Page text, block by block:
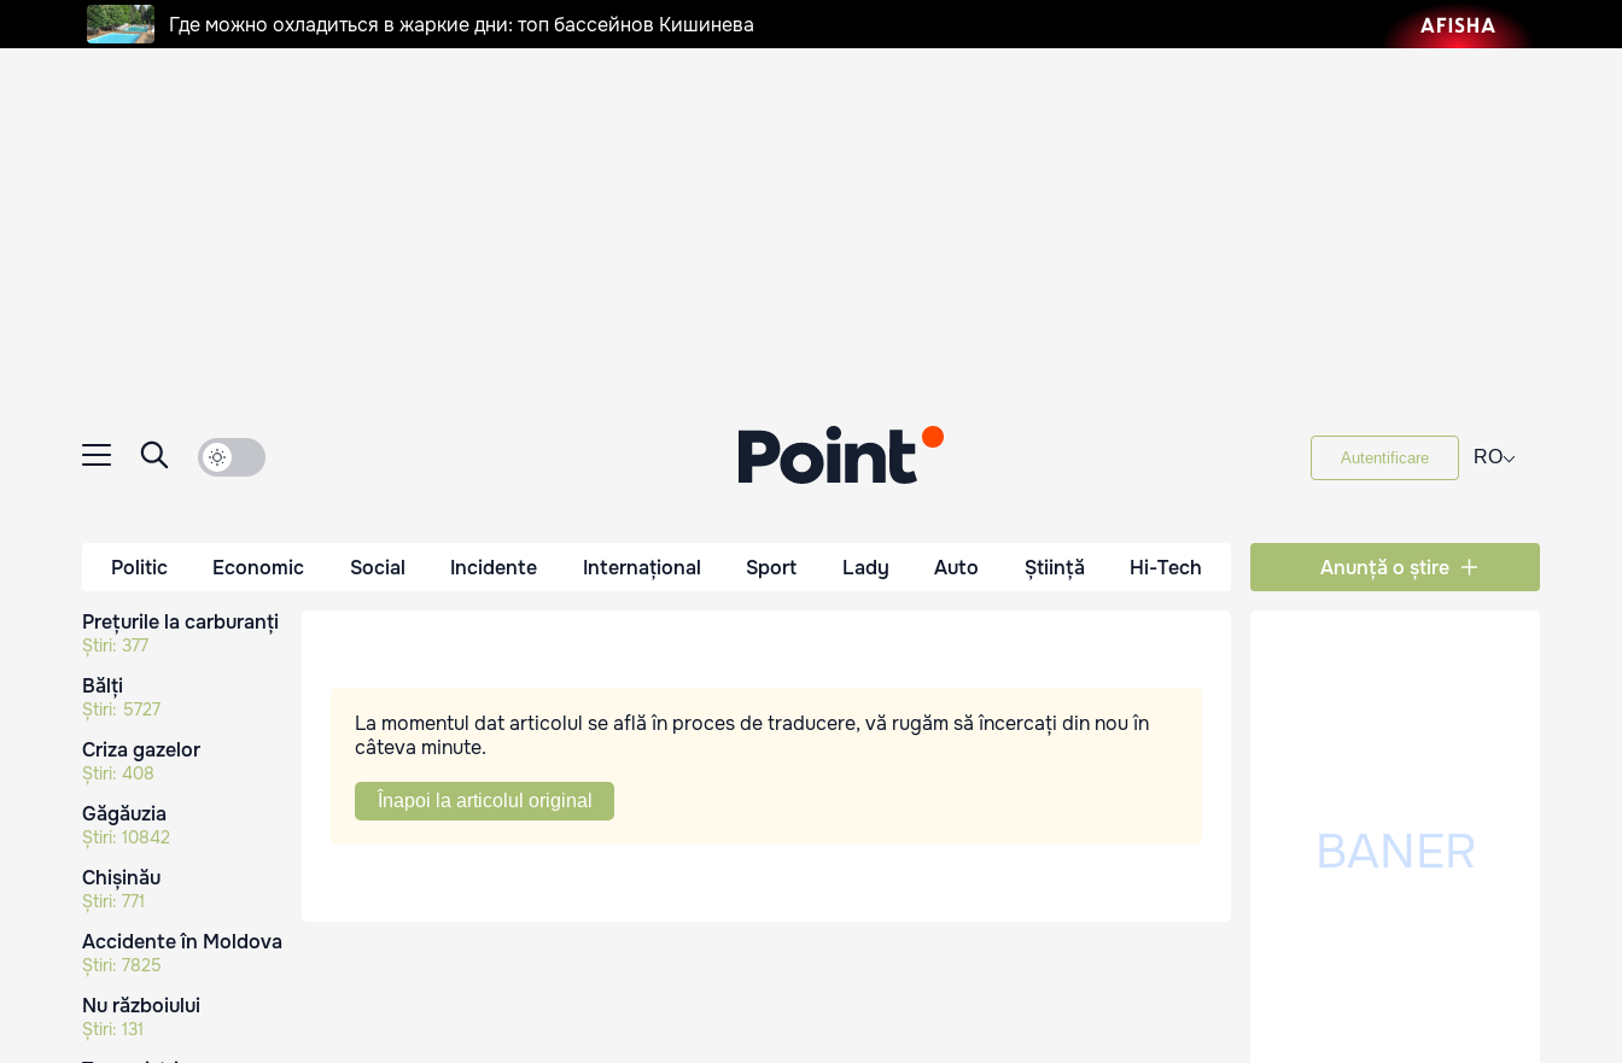
Где можно охладиться в жаркие дни: топ бассейнов Кишинева
Autentificare RO⌵
Politic Economic Social Incidente Internațional Sport Lady Auto Știință Hi-Tech Anunță o știre
Prețurile la carburanți
Știri: 377
Bălți
Știri: 5727
Criza gazelor
Știri: 408
Găgăuzia
Știri: 10842
Chișinău
Știri: 771
Accidente în Moldova
Știri: 7825
Nu războiului
Știri: 131
La momentul dat articolul se află în proces de traducere, vă rugăm să încercați din nou în
câteva minute.
Înapoi la articolul original